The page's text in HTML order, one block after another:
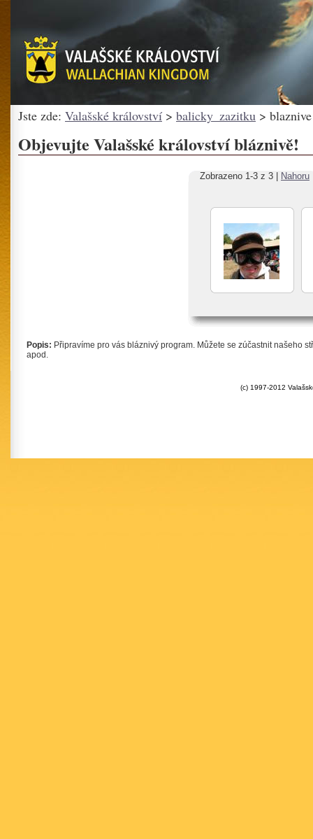
Jste zde: Valašské království > balicky_zazitku > blaznive
Objevujte Valašské království bláznivě!
Zobrazeno 1-3 z 3 | Nahoru
Popis: Připravíme pro vás bláznivý program. Můžete se zúčastnit našeho
apod.
(c) 1997-2012